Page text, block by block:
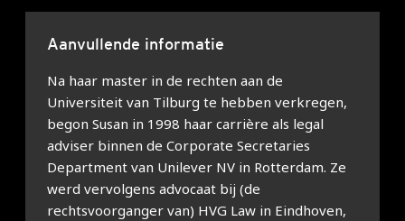
Aanvullende informatie
Na haar master in de rechten aan de
Universiteit van Tilburg te hebben verkregen,
begon Susan in 1998 haar carrière als legal
adviser binnen de Corporate Secretaries
Department van Unilever NV in Rotterdam. Ze
werd vervolgens advocaat bij (de
rechtsvoorganger van) HVG Law in Eindhoven,